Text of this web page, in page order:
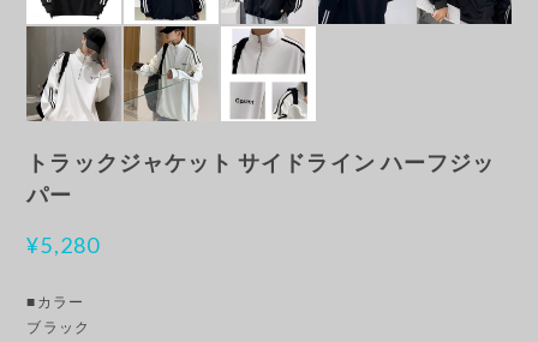
トラックジャケット サイドライン ハーフジッ
パー
¥5,280
■カラー
ブラック